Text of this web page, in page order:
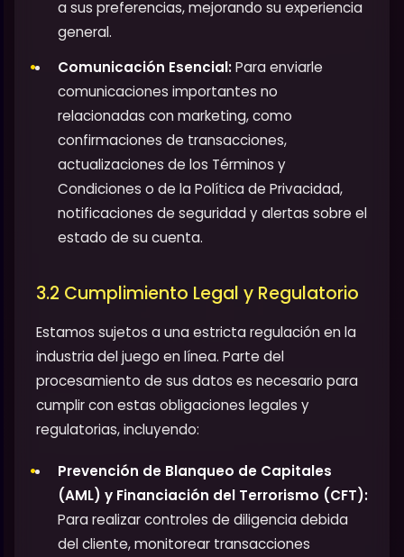
a sus preferencias, mejorando su experiencia
general.
Comunicación Esencial:Para enviarle
comunicaciones importantes no
relacionadas con marketing, como
confirmaciones de transacciones,
actualizaciones de los Términos y
Condiciones o de la Política de Privacidad,
notificaciones de seguridad y alertas sobre el
estado de su cuenta.
3.2 Cumplimiento Legal y Regulatorio
Estamos sujetos a una estricta regulación en la
industria del juego en línea. Parte del
procesamiento de sus datos es necesario para
cumplir con estas obligaciones legales y
regulatorias, incluyendo:
Prevención de Blanqueo de Capitales
(AML) y Financiación del Terrorismo (CFT):
Para realizar controles de diligencia debida
del cliente, monitorear transacciones